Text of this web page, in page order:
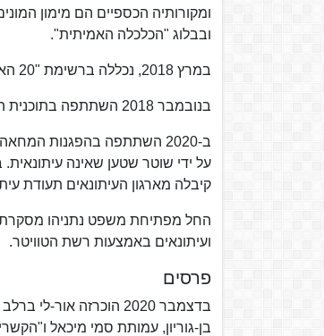
ומקורותיה הכספיים הם מימון
ובבלוג "הכלכלה האמיתית".
במרץ 2018, נכללה ברשימת "20 האקטיביסטיות המובילות של ישראל לשנת 2018" של ליידי גלובס.
בנובמבר 2018 השתתפה בתוכנית התחקירים "הרשת החברתית" בערוץ רשת 13, יחד עם תומר אביטל וערן הילדסהיים.
ב-2020 השתתפה בהפגנות
על ידי שוטר שטען שאינה
קיבלה מארגון העיתונאים תעודת
החל מפתיחת משפט נתניהו מסקרת
ועיתונאים באמצעות רשת הטוויטר.
פרסים
בדצמבר 2020 הוכרזה